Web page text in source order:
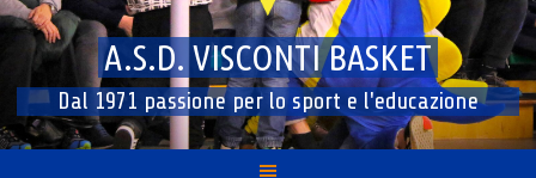
A.S.D. VISCONTI BASKET
Dal 1971 passione per lo sport e l'educazione